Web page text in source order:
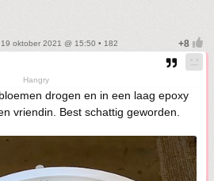
oktober 2021 @ 15:50 • 182
Hangry
drogen en in een laag epoxy
vriendin. Best schattig geworden.